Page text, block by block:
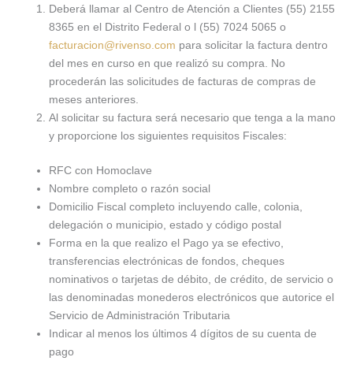
Deberá llamar al Centro de Atención a Clientes (55) 2155
8365 en el Distrito Federal o l (55) 7024 5065 o
facturacion@rivenso.com para solicitar la factura dentro
del mes en curso en que realizó su compra. No
procederán las solicitudes de facturas de compras de
meses anteriores.
Al solicitar su factura será necesario que tenga a la mano
y proporcione los siguientes requisitos Fiscales:
RFC con Homoclave
Nombre completo o razón social
Domicilio Fiscal completo incluyendo calle, colonia,
delegación o municipio, estado y código postal
Forma en la que realizo el Pago ya se efectivo,
transferencias electrónicas de fondos, cheques
nominativos o tarjetas de débito, de crédito, de servicio o
las denominadas monederos electrónicos que autorice el
Servicio de Administración Tributaria
Indicar al menos los últimos 4 dígitos de su cuenta de
pago